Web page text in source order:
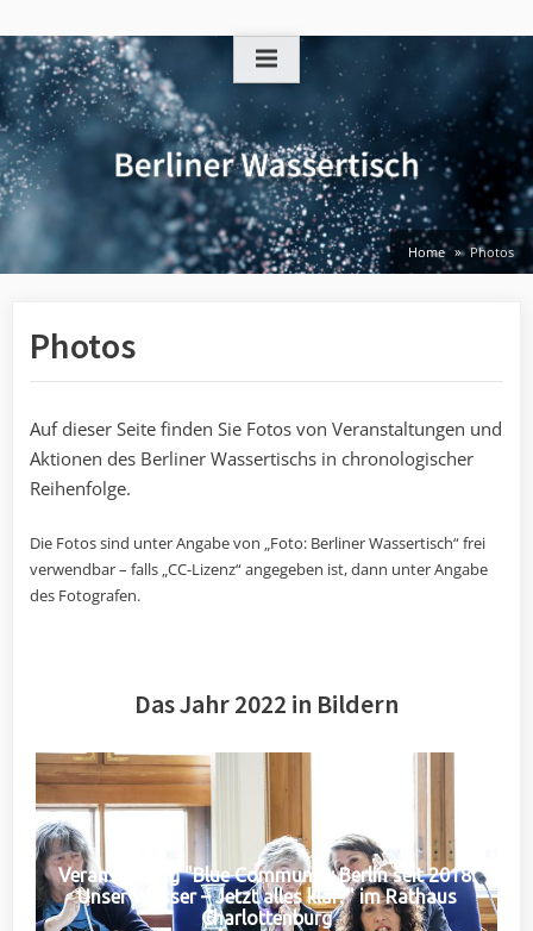
to
content
Home Photos
Photos
Auf dieser Seite finden Sie Fotos von Veranstaltungen und
Aktionen des Berliner Wassertischs in chronologischer
Reihenfolge.
Die Fotos sind unter Angabe von „Foto: Berliner Wassertisch“ frei
verwendbar – falls „CC-Lizenz“ angegeben ist, dann unter Angabe
des Fotografen.
Das Jahr 2022 in Bildern
Veranstaltung "Blue Community Berlin seit 2018:
Unser Wasser – Jetzt alles klar?" im Rathaus
Charlottenburg